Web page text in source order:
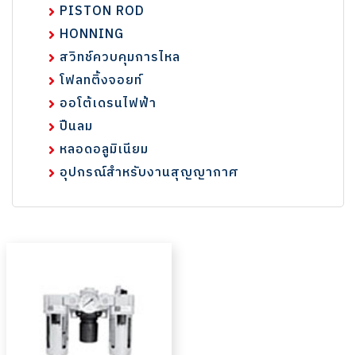
PISTON ROD
HONNING
สวิทช์ควบคุมการไหล
โฟลทติ้งจอยท์
ออโต้เดรนไฟฟ้า
ปืนลม
หลอดอลูมิเนียม
อุปกรณ์สำหรับงานสุญญากาศ